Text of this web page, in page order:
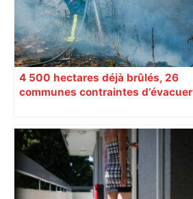
4 500 hectares déjà brûlés, 26
communes contraintes d’évacuer